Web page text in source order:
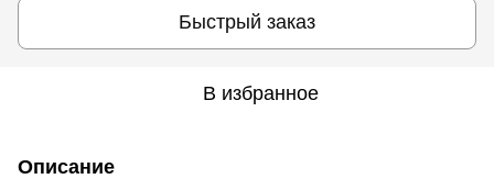
Быстрый заказ
В избранное
Описание